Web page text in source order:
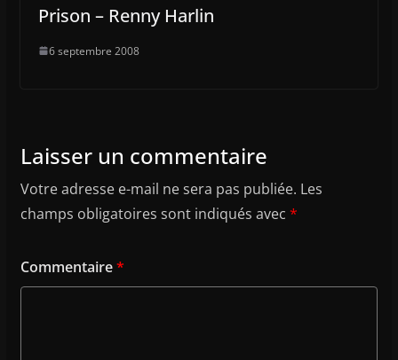
Prison – Renny Harlin
6 septembre 2008
Laisser un commentaire
Votre adresse e-mail ne sera pas publiée. Les
champs obligatoires sont indiqués avec *
Commentaire*